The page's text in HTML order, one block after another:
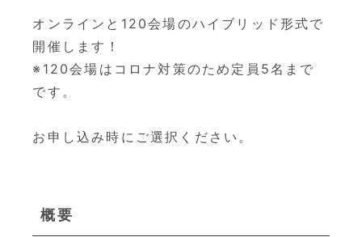
オンラインと120会場のハイブリッド形式で
開催します！
※120会場はコロナ対策のため定員5名まで
です。
お申し込み時にご選択ください。
概要